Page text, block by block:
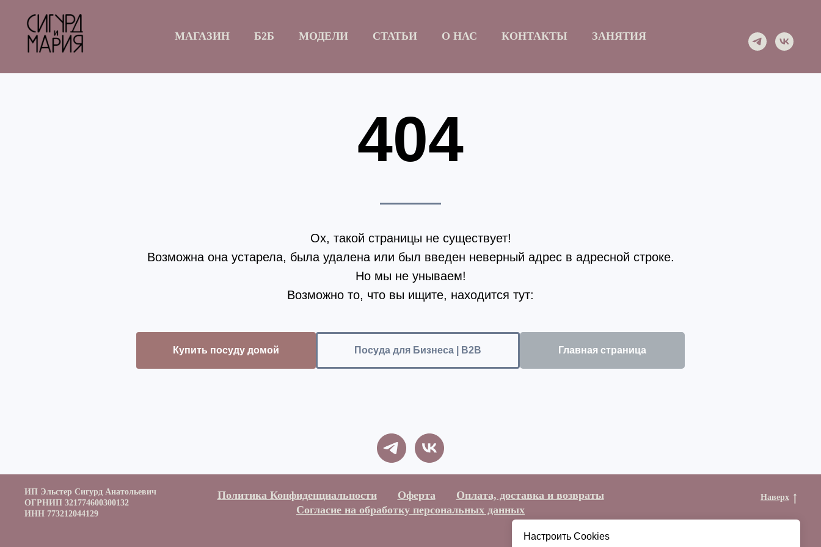
МАГАЗИН Б2Б МОДЕЛИ СТАТЬИ О НАС КОНТАКТЫ ЗАНЯТИЯ
Настроить Cookies
404
Ох, такой страницы не существует!
Возможна она устарела, была удалена или был введен неверный адрес в адресной строке.
Но мы не унываем!
Возможно то, что вы ищите, находится тут:
Купить посуду домой Посуда для Бизнеса | B2B Главная страница
ИП Эльстер Сигурд Анатольевич
ОГРНИП 321774600300132
ИНН 773212044129
Политика Конфиденциальности Оферта
Оплата, доставка и возвраты
Согласие на обработку персональных данных
Наверх